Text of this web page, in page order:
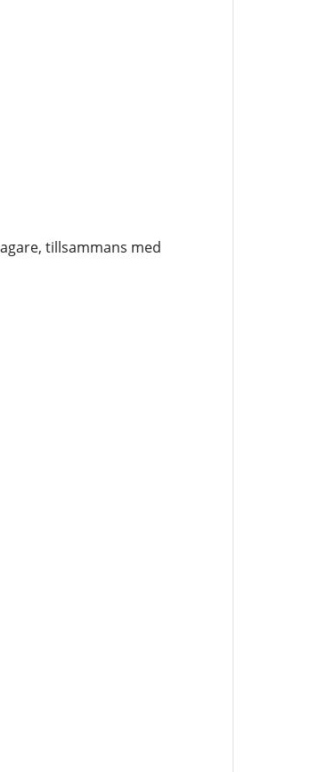
tillsammans med